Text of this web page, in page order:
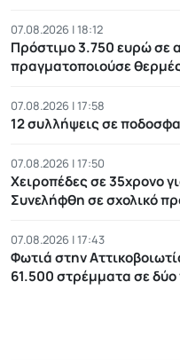
07.08.2026 | 18:12
Πρόστιμο 3.750 ευρώ σε
πραγματοποιούσε
07.08.2026 | 17:58
12 συλλήψεις σε
07.08.2026 | 17:50
Χειροπέδες σε 35χρονο
Συνελήφθη σε σχολικό
07.08.2026 | 17:43
Φωτιά στην
61.500 στρέμματα σε δύο